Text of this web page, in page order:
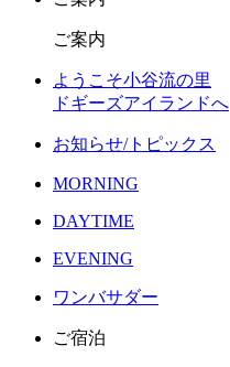
ご案内
ようこそ小谷流の里
ドギーズアイランドへ
お知らせ/トピックス
MORNING
DAYTIME
EVENING
ワンバサダー
ご宿泊